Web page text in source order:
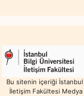
Bu sitenin içeriği
İletişim Fakültesi